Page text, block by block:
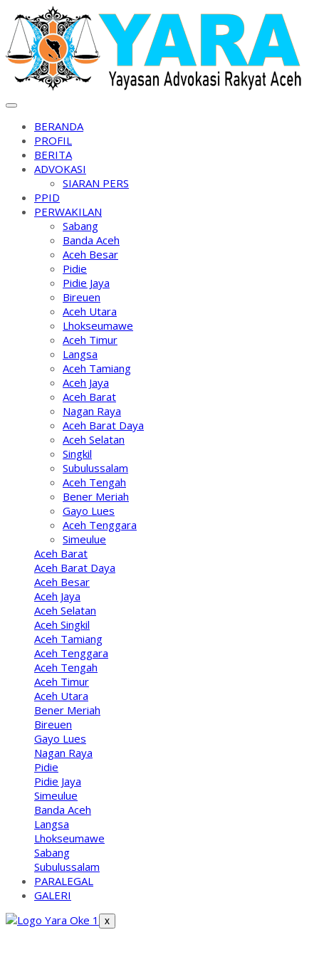
Skip
to
content
BERANDA
PROFIL
BERITA
ADVOKASI
SIARAN PERS
PPID
PERWAKILAN
Sabang
Banda Aceh
Aceh Besar
Pidie
Pidie Jaya
Bireuen
Aceh Utara
Lhokseumawe
Aceh Timur
Langsa
Aceh Tamiang
Aceh Jaya
Aceh Barat
Nagan Raya
Aceh Barat Daya
Aceh Selatan
Singkil
Subulussalam
Aceh Tengah
Bener Meriah
Gayo Lues
Aceh Tenggara
Simeulue
Aceh Barat
Aceh Barat Daya
Aceh Besar
Aceh Jaya
Aceh Selatan
Aceh Singkil
Aceh Tamiang
Aceh Tenggara
Aceh Tengah
Aceh Timur
Aceh Utara
Bener Meriah
Bireuen
Gayo Lues
Nagan Raya
Pidie
Pidie Jaya
Simeulue
Banda Aceh
Langsa
Lhokseumawe
Sabang
Subulussalam
PARALEGAL
GALERI
X